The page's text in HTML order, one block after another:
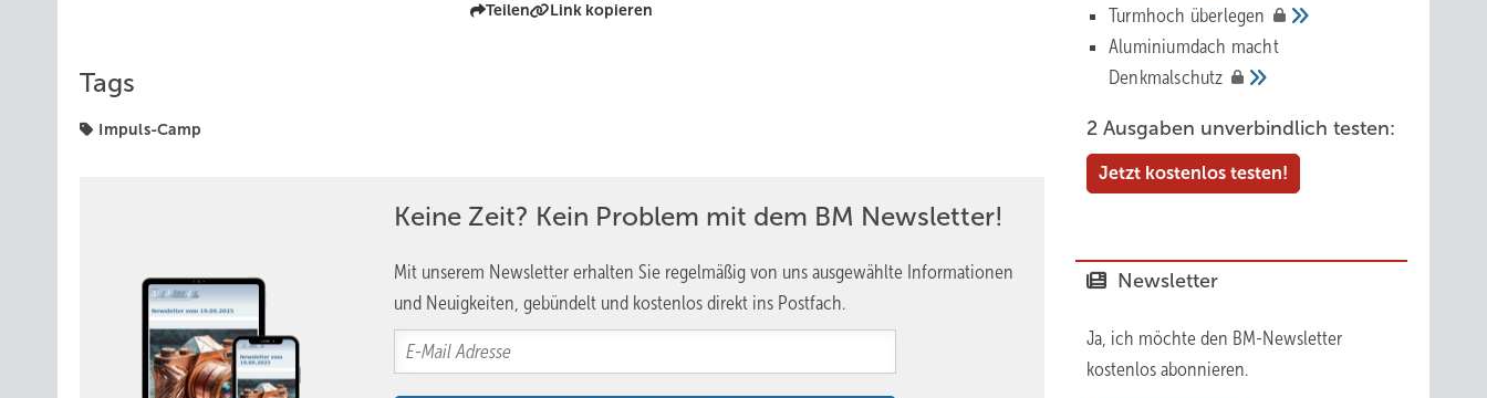
Teilen Link kopieren
Tags
Impuls-Camp
Keine Zeit? Kein Problem mit dem BM Newsletter!
Mit unserem Newsletter erhalten Sie regelmäßig von uns ausgewählte Informationen
und Neuigkeiten, gebündelt und kostenlos direkt ins Postfach.
Tur mhoch überlegen
Aluminiumdach macht
Denkmalschutz
2 Ausgaben unverbindlich testen:
Jetzt kostenlos testen!
Newsletter
Ja, ich möchte den BM-Newsletter
kostenlos abonnieren.